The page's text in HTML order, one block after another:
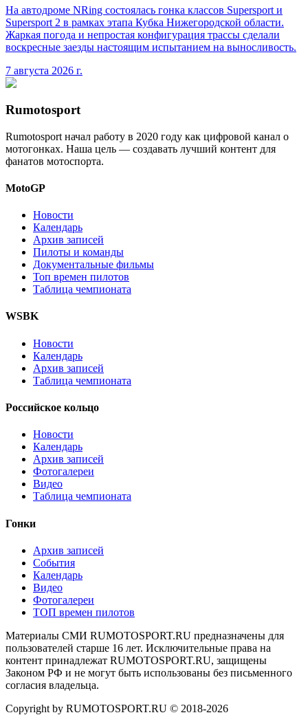
На автодроме NRing состоялась гонка классов Supersport и
Supersport 2 в рамках этапа Кубка Нижегородской области.
Жаркая погода и непростая конфигурация трассы сделали
воскресные заезды настоящим испытанием на выносливость.
7 августа 2026 г.
Rumotosport
Rumotosport начал работу в 2020 году как цифровой канал о
мотогонках. Наша цель — создавать лучший контент для
фанатов мотоспорта.
MotoGP
Новости
Календарь
Архив записей
Пилоты и команды
Документальные фильмы
Топ времен пилотов
Таблица чемпионата
WSBK
Новости
Календарь
Архив записей
Таблица чемпионата
Российское кольцо
Новости
Календарь
Архив записей
Фотогалереи
Видео
Таблица чемпионата
Гонки
Архив записей
События
Календарь
Видео
Фотогалереи
ТОП времен пилотов
Материалы СМИ RUMOTOSPORT.RU предназначены для
пользователей старше 16 лет. Исключительные права на
контент принадлежат RUMOTOSPORT.RU, защищены
Законом РФ и не могут быть использованы без письменного
согласия владельца.
Copyright by RUMOTOSPORT.RU © 2018-2026